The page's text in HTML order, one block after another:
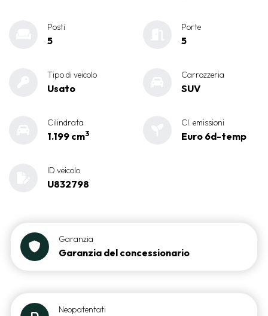
Posti
5
Porte
5
Tipo di veicolo
Usato
Carrozzeria
SUV
Cilindrata
1.199 cm3
Cl. emissioni
Euro 6d-temp
ID veicolo
U832798
Garanzia
Garanzia del concessionario
Neopatentati